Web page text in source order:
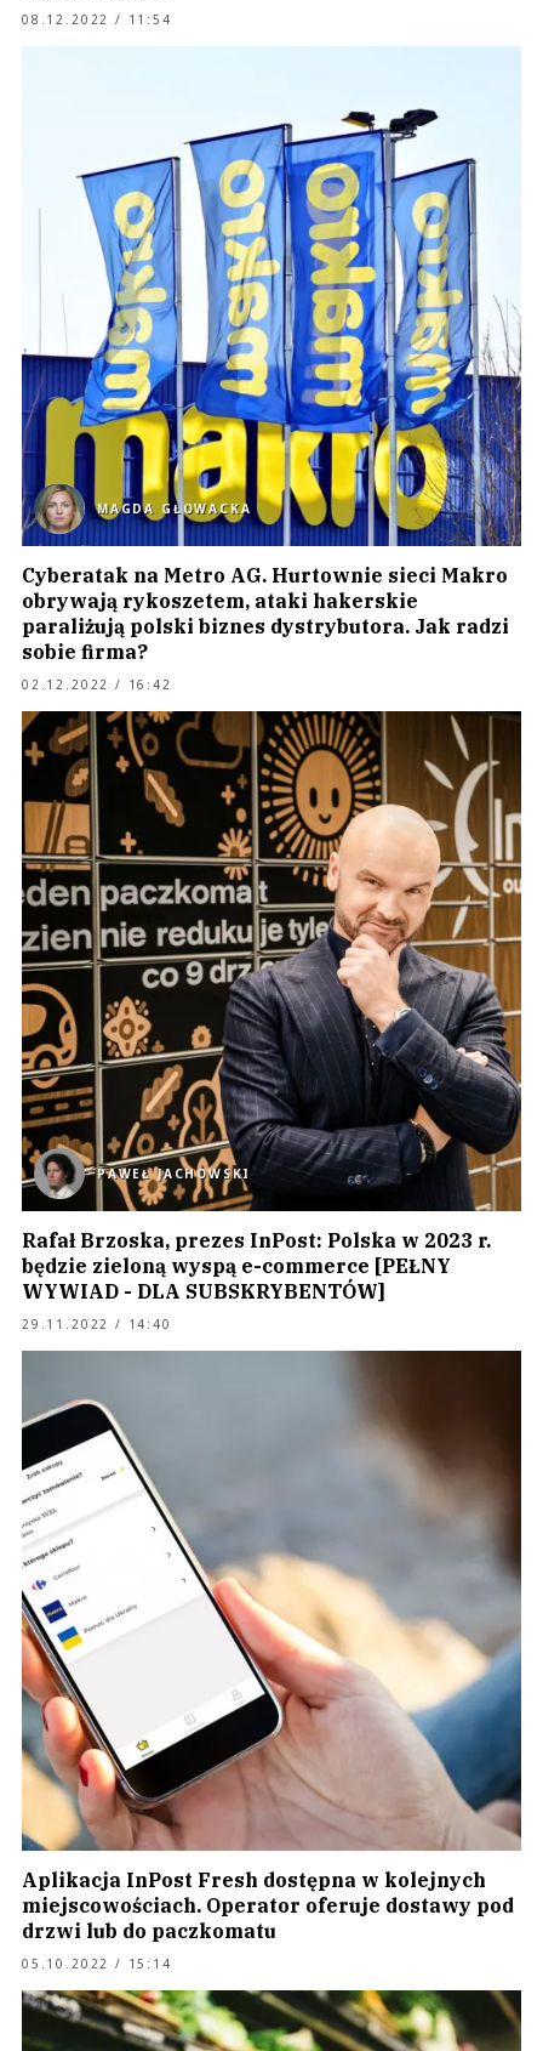
08.12.2022 / 11:54
MAGDA GŁOWACKA
Cyberatak na Metro AG. Hurtownie sieci Makro
obrywają rykoszetem, ataki hakerskie
paraliżują polski biznes dystrybutora. Jak radzi
sobie firma?
02.12.2022 / 16:42
PAWEŁ JACHOWSKI
Rafał Brzoska, prezes InPost: Polska w 2023 r.
będzie zieloną wyspą e-commerce [PEŁNY
WYWIAD - DLA SUBSKRYBENTÓW]
29.11.2022 / 14:40
Aplikacja InPost Fresh dostępna w kolejnych
miejscowościach. Operator oferuje dostawy pod
drzwi lub do paczkomatu
05.10.2022 / 15:14